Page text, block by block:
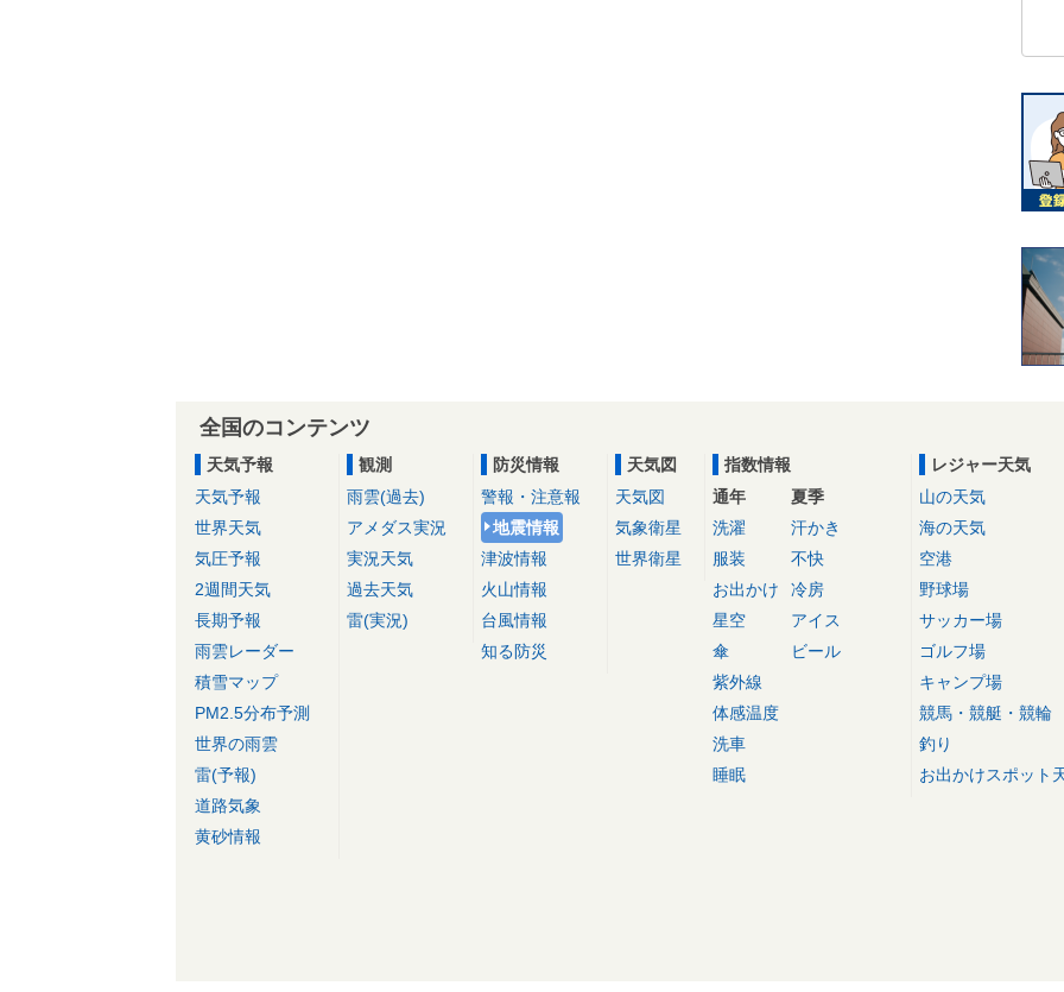
全国のコンテンツ
天気予報
天気予報
世界天気
気圧予報
2週間天気
長期予報
雨雲レーダー
積雪マップ
PM2.5分布予測
世界の雨雲
雷(予報)
道路気象
黄砂情報
観測
雨雲(過去)
アメダス実況
実況天気
過去天気
雷(実況)
防災情報
警報・注意報
地震情報
津波情報
火山情報
台風情報
知る防災
天気図
天気図
気象衛星
世界衛星
指数情報
通年
洗濯
服装
お出かけ
星空
傘
紫外線
体感温度
洗車
睡眠
夏季
汗かき
不快
冷房
アイス
ビール
レジャー天気
山の天気
海の天気
空港
野球場
サッカー場
ゴルフ場
キャンプ場
競馬・競艇・競輪
釣り
お出かけスポット